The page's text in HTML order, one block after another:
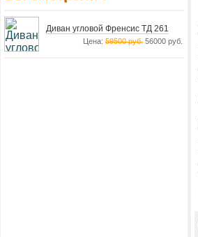
Диван угловой Френсис ТД 261
Цена: 59500 руб. 56000 руб.